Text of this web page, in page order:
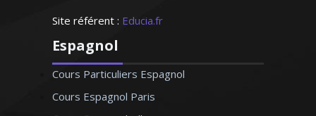
Site référent : Educia.fr
Espagnol
Cours Particuliers Espagnol
Cours Espagnol Paris